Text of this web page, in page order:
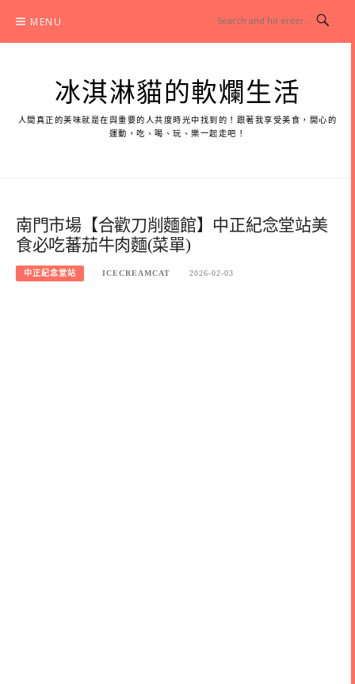
content
MENU
冰淇淋貓的軟爛生活
人間真正的美味就是在與重要的人共度時光中找到的！跟著我享受美食，開心的
運動，吃、喝、玩、樂一起走吧！
南門市場【合歡刀削麵館】中正紀念堂站美
食必吃蕃茄牛肉麵(菜單)
中正紀念堂站 ICECREAMCAT 2026-02-03